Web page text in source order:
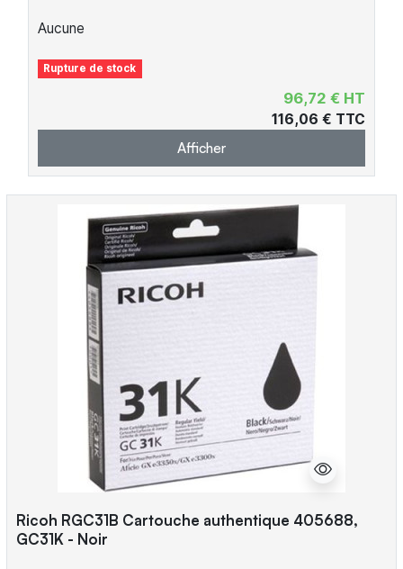
Aucune
Rupture de stock
96,72 € HT
116,06 € TTC
Afficher
Ricoh RGC31B Cartouche authentique 405688,
GC31K - Noir